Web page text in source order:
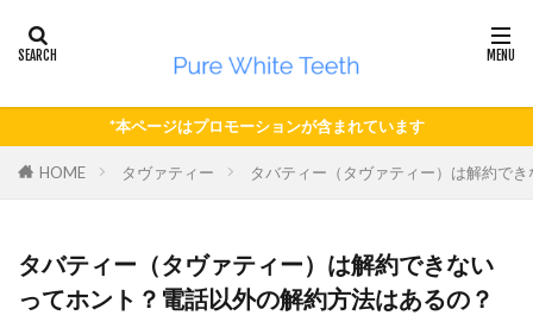
*本ページはプロモーションが含まれています
HOME タヴァティー タバティー（タヴァティー）は解約で
タバティー（タヴァティー）は解約できない
ってホント？電話以外の解約方法はあるの？